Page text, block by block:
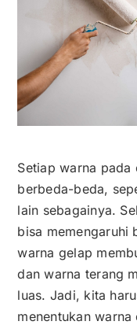
Artikel
Kontak
Setiap warna pada
berbeda-beda,
lain sebagainya.
bisa memengaruhi
warna gelap
dan warna terang
luas. Jadi, kita
menentukan